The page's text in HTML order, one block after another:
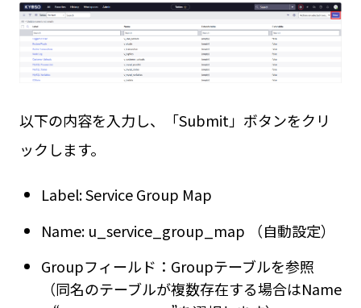
以下の内容を入力し、「Submit」ボタンをクリ
ックします。
Label: Service Group Map
Name: u_service_group_map （自動設定）
Groupフィールド：Groupテーブルを参照
（同名のテーブルが複数存在する場合はName